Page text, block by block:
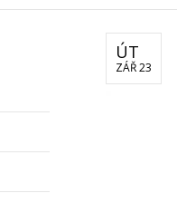
ÚT
ZÁŘ 23